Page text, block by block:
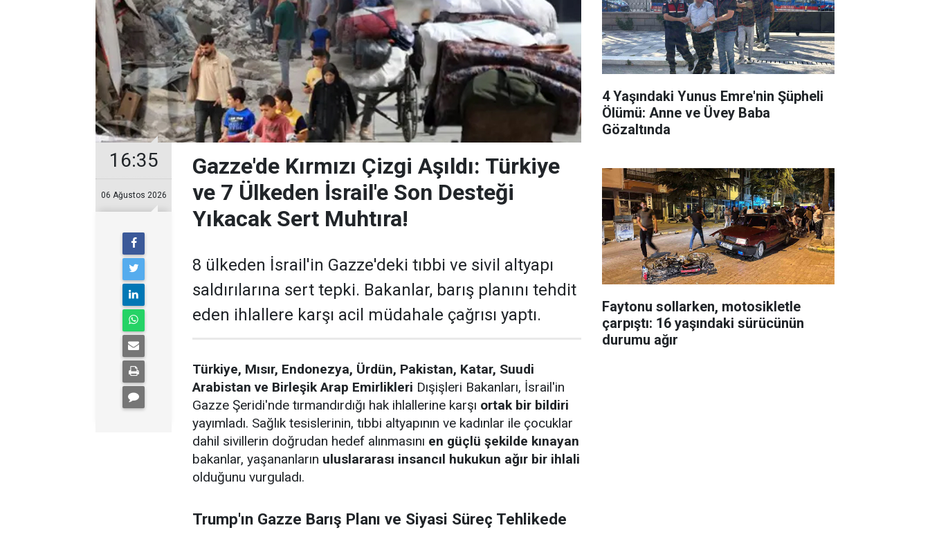
16:35
06 Ağustos 2026
Gazze'de Kırmızı Çizgi Aşıldı: Türkiye
ve 7 Ülkeden İsrail'e Son Desteği
Yıkacak Sert Muhtıra!
8 ülkeden İsrail'in Gazze'deki tıbbi ve sivil altyapı
saldırılarına sert tepki. Bakanlar, barış planını tehdit
eden ihlallere karşı acil müdahale çağrısı yaptı.
Türkiye, Mısır, Endonezya, Ürdün, Pakistan, Katar, Suudi
Arabistan ve Birleşik Arap Emirlikleri Dışişleri Bakanları, İsrail'in
Gazze Şeridi'nde tırmandırdığı hak ihlallerine karşı ortak bir bildiri
yayımladı. Sağlık tesislerinin, tıbbi altyapının ve kadınlar ile çocuklar
dahil sivillerin doğrudan hedef alınmasını en güçlü şekilde kınayan
bakanlar, yaşananların uluslararası insancıl hukukun ağır bir ihlali
olduğunu vurguladı.
Trump'ın Gazze Barış Planı ve Siyasi Süreç Tehlikede
4 Yaşındaki Yunus Emre'nin Şüpheli
Ölümü: Anne ve Üvey Baba
Gözaltında
Faytonu sollarken, motosikletle
çarpıştı: 16 yaşındaki sürücünün
durumu ağır